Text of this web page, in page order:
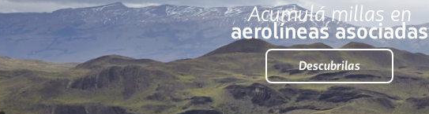
Acumulá millas en
aerolíneas asociadas
Descubrilas